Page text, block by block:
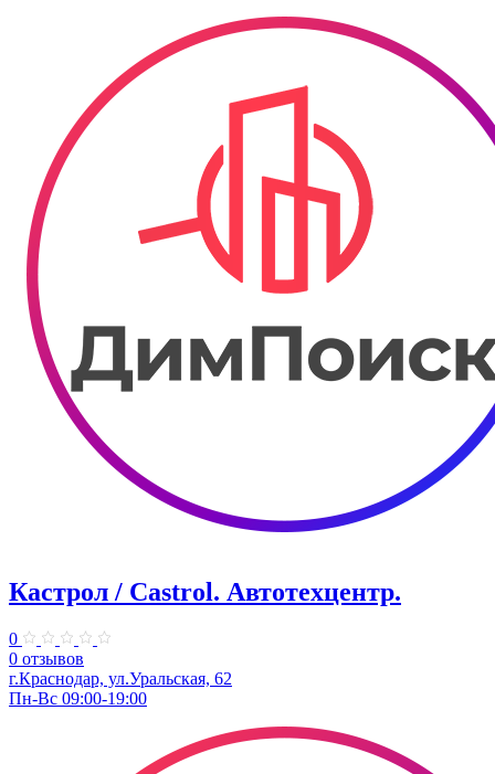
Кастрол / Castrol. Автотехцентр.
0
0 отзывов
г.Краснодар, ул.Уральская, 62
Пн-Вс 09:00-19:00